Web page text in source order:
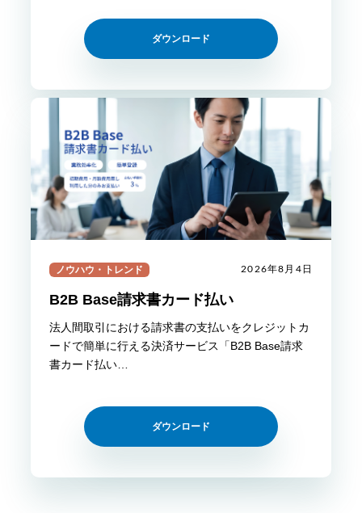
ダウンロード
ノウハウ・トレンド 2026年8月4日
B2B Base請求書カード払い
法人間取引における請求書の支払いをクレジットカ
ードで簡単に行える決済サービス「B2B Base請求
書カード払い…
ダウンロード